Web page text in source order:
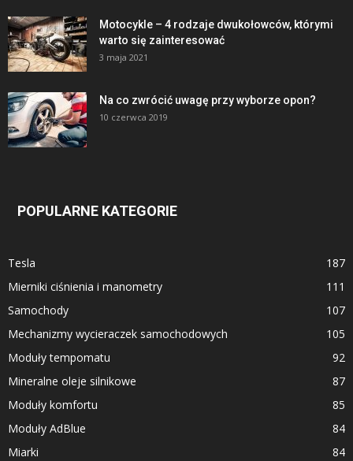
Motocykle – 4 rodzaje dwukołowców, którymi
warto się zainteresować
3 maja 2021
Na co zwrócić uwagę przy wyborze opon?
10 czerwca 2019
POPULARNE KATEGORIE
Tesla
187
Mierniki ciśnienia i manometry
111
Samochody
107
Mechanizmy wycieraczek samochodowych
105
Moduły tempomatu
92
Mineralne oleje silnikowe
87
Moduły komfortu
85
Moduły AdBlue
84
Miarki
84